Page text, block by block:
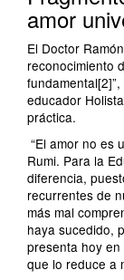
amor
El Doctor
reconocimiento
educador
práctica.
“El amor no es
Rumi. Para la
diferencia,
recurrentes de
más mal
haya sucedido,
presenta hoy
que lo reduce a